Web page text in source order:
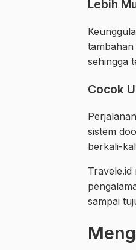
Lebih
sehingga
Cocok
sistem
berkali-
sampai